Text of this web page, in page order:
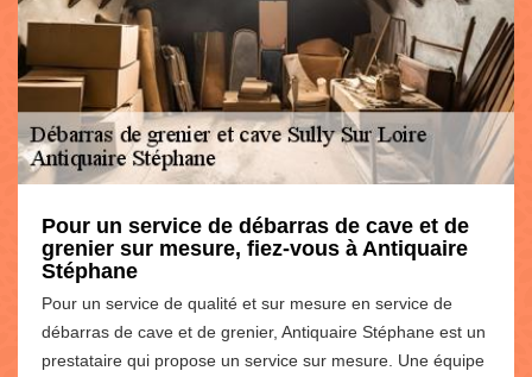
Pour un service de débarras de cave et de
grenier sur mesure, fiez-vous à Antiquaire
Stéphane
Pour un service de qualité et sur mesure en service de
débarras de cave et de grenier, Antiquaire Stéphane est un
prestataire qui propose un service sur mesure. Une équipe